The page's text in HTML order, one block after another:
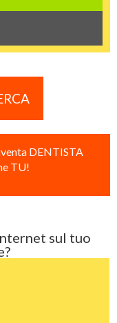
DENTISTA
TU!
sul tuo